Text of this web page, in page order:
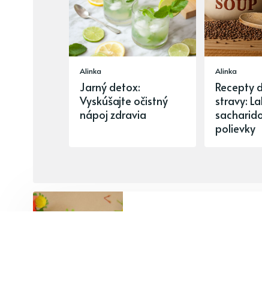
Alinka
Jarný detox:
Vyskúšajte očistný
nápoj zdravia
Alinka
Recepty
stravy:
polievky